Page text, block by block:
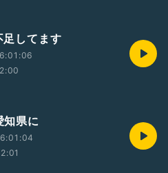
してます
県に